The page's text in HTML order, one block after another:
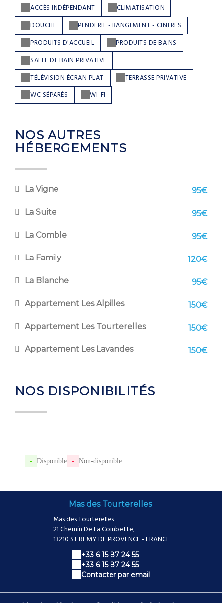
ACCÈS INDÉPENDANT
CLIMATISATION
DOUCHE
PENDERIE - RANGEMENT - CINTRES
PRODUITS D'ACCUEIL
PRODUITS DE BAINS
SALLE DE BAIN PRIVATIVE
TÉLÉVISION ÉCRAN PLAT
TERRASSE PRIVATIVE
WC SÉPARÉS
WI-FI
NOS AUTRES
HÉBERGEMENTS
La Vigne 95€
La Suite 95€
La Comble 95€
La Family 120€
La Blanche 95€
Appartement Les Alpilles 150€
Appartement Les Tourterelles 150€
Appartement Les Lavandes 150€
NOS DISPONIBILITÉS
- Disponible - Non-disponible
Mas des Tourterelles
Mas des Tourterelles
21 Chemin De La Combette,
13210 ST REMY DE PROVENCE - FRANCE
+33 6 15 87 24 55
+33 6 15 87 24 55
Contacter par email